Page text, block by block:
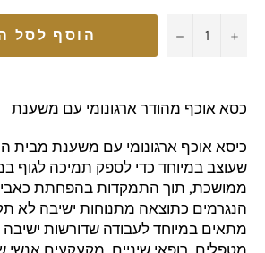
− + הוסף לסל
כסא אוכף מהודר ארגונומי עם משענת
כיסא אוכף ארגונומי עם משענת מבית
שעוצב במיוחד כדי לספק תמיכה לגוף
ממושכת, תוך התמקדות בהפחתת
הנגרמים כתוצאה מתנוחות ישיבה לא
מתאים במיוחד לעבודה שדורשות ישיבה
מטפלים, רופאי שיניים, מקעקעים אנשי